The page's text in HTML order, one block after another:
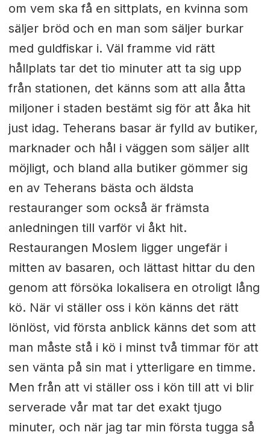
om vem ska få en sittplats, en kvinna som
säljer bröd och en man som säljer burkar
med guldfiskar i. Väl framme vid rätt
hållplats tar det tio minuter att ta sig upp
från stationen, det känns som att alla åtta
miljoner i staden bestämt sig för att åka hit
just idag. Teherans basar är fylld av butiker,
marknader och hål i väggen som säljer allt
möjligt, och bland alla butiker gömmer sig
en av Teherans bästa och äldsta
restauranger som också är främsta
anledningen till varför vi åkt hit.
Restaurangen Moslem ligger ungefär i
mitten av basaren, och lättast hittar du den
genom att försöka lokalisera en otroligt lång
kö. När vi ställer oss i kön känns det rätt
lönlöst, vid första anblick känns det som att
man måste stå i kö i minst två timmar för att
sen vänta på sin mat i ytterligare en timme.
Men från att vi ställer oss i kön till att vi blir
serverade vår mat tar det exakt tjugo
minuter, och när jag tar min första tugga så